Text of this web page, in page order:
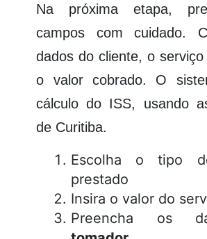
Na próxima etapa,
campos com cuidado.
dados do cliente, o
o valor cobrado. O
cálculo do ISS, usando
de Curitiba.
Escolha o tipo
prestado
Insira o valor do
Preencha os